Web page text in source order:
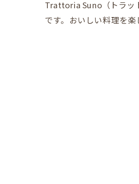
Trattoria Suno（トラッ
です。おいしい料理を